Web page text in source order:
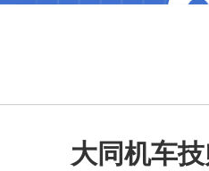
大同机车